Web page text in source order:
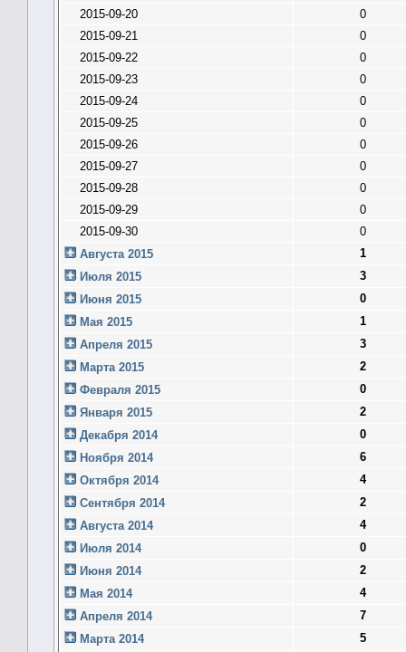
2015-09-20
0
2015-09-21
0
2015-09-22
0
2015-09-23
0
2015-09-24
0
2015-09-25
0
2015-09-26
0
2015-09-27
0
2015-09-28
0
2015-09-29
0
2015-09-30
0
Августа 2015
1
Июля 2015
3
Июня 2015
0
Мая 2015
1
Апреля 2015
3
Марта 2015
2
Февраля 2015
0
Января 2015
2
Декабря 2014
0
Ноября 2014
6
Октября 2014
4
Сентября 2014
2
Августа 2014
4
Июля 2014
0
Июня 2014
2
Мая 2014
4
Апреля 2014
7
Марта 2014
5